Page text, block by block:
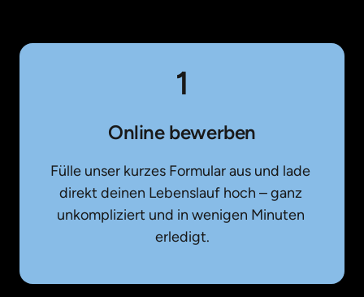
1
Online bewerben
Fülle unser kurzes Formular aus und lade
direkt deinen Lebenslauf hoch – ganz
unkompliziert und in wenigen Minuten
erledigt.